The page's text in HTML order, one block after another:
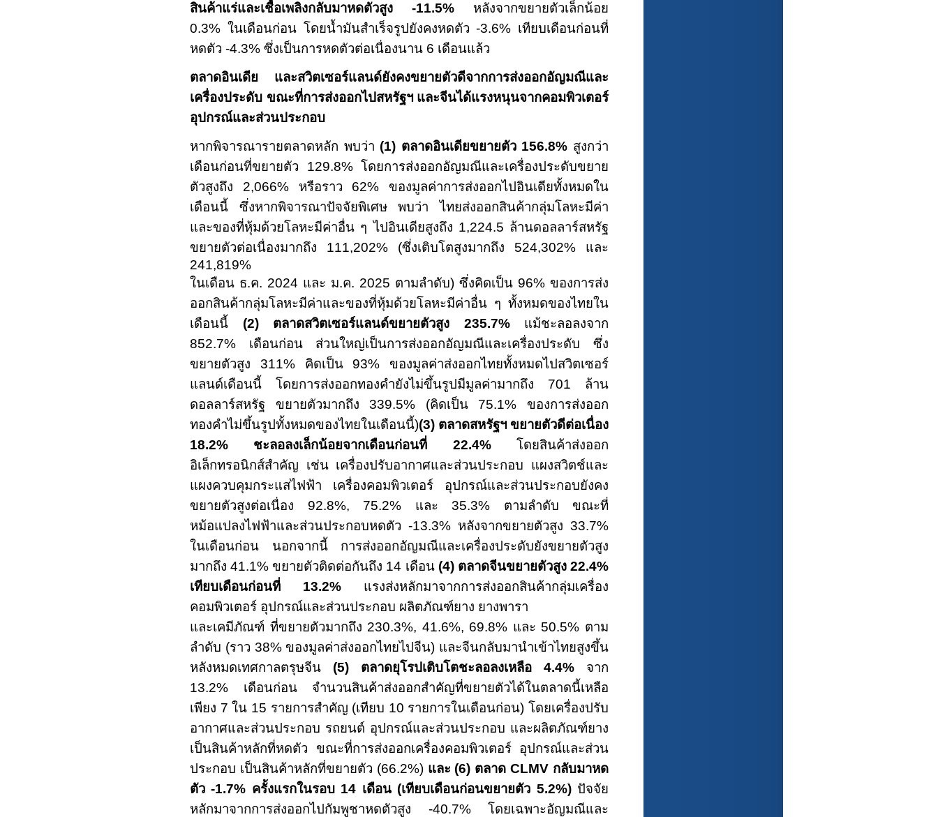
สินค้าแร่และเชื้อเพลิงกลับมาหดตัวสูง -11.5% หลังจากขยายตัวเล็กน้อย
0.3% ในเดือนก่อน โดยน้ำมันสำเร็จรูปยังคงหดตัว-3.6% เทียบเดือนก่อนที่
หดตัว -4.3% ซึ่งเป็นการหดตัวต่อเนื่องนาน 6 เดือนแล้ว
ตลาดอินเดีย และสวิตเซอร์แลนด์ยังคงขยายตัวดีจากการส่งออกอัญมณีและ
เครื่องประดับ ขณะที่การส่งออกไปสหรัฐฯ และจีนได้แรงหนุนจากคอมพิวเตอร์
อุปกรณ์และส่วนประกอบ
หากพิจารณารายตลาดหลัก พบว่า (1) ตลาดอินเดียขยายตัว 156.8% สูงกว่า
เดือนก่อนที่ขยายตัว 129.8% โดยการส่งออกอัญมณีและเครื่องประดับขยาย
ตัวสูงถึง 2,066% หรือราว 62% ของมูลค่าการส่งออกไปอินเดียทั้งหมดใน
เดือนนี้
ซึ่งหากพิจารณาปัจจัยพิเศษ พบว่า ไทยส่งออกสินค้ากลุ่มโลหะมีค่า
และของที่หุ้มด้วยโลหะมีค่าอื่น ๆ ไปอินเดียสูงถึง 1,224.5 ล้านดอลลาร์สหรัฐ
ขยายตัวต่อเนื่องมากถึง 111,202% (ซึ่งเติบโตสูงมากถึง 524,302% และ
241,819%
ในเดือน ธ.ค. 2024 และ ม.ค. 2025 ตามลำดับ) ซึ่งคิดเป็น 96% ของการส่ง
ออกสินค้ากลุ่มโลหะมีค่าและของที่หุ้มด้วยโลหะมีค่าอื่น ๆ ทั้งหมดของไทยใน
เดือนนี้ (2) ตลาดสวิตเซอร์แลนด์ขยายตัวสูง 235.7% แม้ชะลอลงจาก
852.7% เดือนก่อน ส่วนใหญ่เป็นการส่งออกอัญมณีและเครื่องประดับ ซึ่ง
ขยายตัวสูง 311% คิดเป็น 93% ของมูลค่าส่งออกไทยทั้งหมดไปสวิตเซอร์
แลนด์เดือนนี้ โดยการส่งออกทองคำยังไม่ขึ้นรูปมีมูลค่ามากถึง 701 ล้าน
ดอลลาร์สหรัฐ ขยายตัวมากถึง339.5% (คิดเป็น 75.1%ของการส่งออก
ทองคำไม่ขึ้นรูปทั้งหมดของไทยในเดือนนี้)(3) ตลาดสหรัฐฯ ขยายตัวดีต่อเนื่อง
18.2% ชะลอลงเล็กน้อยจากเดือนก่อนที่ 22.4%โดยสินค้าส่งออก
อิเล็กทรอนิกส์สำคัญ เช่น เครื่องปรับอากาศและส่วนประกอบ แผงสวิตช์และ
แผงควบคุมกระแสไฟฟ้า เครื่องคอมพิวเตอร์ อุปกรณ์และส่วนประกอบยังคง
ขยายตัวสูงต่อเนื่อง 92.8%, 75.2% และ 35.3% ตามลำดับ ขณะที่
หม้อแปลงไฟฟ้าและส่วนประกอบหดตัว -13.3% หลังจากขยายตัวสูง 33.7%
ในเดือนก่อน นอกจากนี้ การส่งออกอัญมณีและเครื่องประดับยังขยายตัวสูง
มากถึง41.1%ขยายตัวติดต่อกันถึง 14 เดือน(4) ตลาดจีนขยายตัวสูง22.4%
เทียบเดือนก่อนที่ 13.2% แรงส่งหลักมาจากการส่งออกสินค้ากลุ่มเครื่อง
คอมพิวเตอร์ อุปกรณ์และส่วนประกอบ ผลิตภัณฑ์ยาง ยางพารา
และเคมีภัณฑ์ ที่ขยายตัวมากถึง 230.3%, 41.6%, 69.8% และ 50.5% ตาม
ลำดับ (ราว 38%ของมูลค่าส่งออกไทยไปจีน) และจีนกลับมานำเข้าไทยสูงขึ้น
หลังหมดเทศกาลตรุษจีน
(5) ตลาดยุโรปเติบโตชะลอลงเหลือ 4.4% จาก
13.2% เดือนก่อน จำนวนสินค้าส่งออกสำคัญที่ขยายตัวได้ในตลาดนี้เหลือ
เพียง 7ใน 15 รายการสำคัญ (เทียบ 10 รายการในเดือนก่อน) โดยเครื่องปรับ
อากาศและส่วนประกอบ รถยนต์ อุปกรณ์และส่วนประกอบ และผลิตภัณฑ์ยาง
เป็นสินค้าหลักที่หดตัว ขณะที่การส่งออกเครื่องคอมพิวเตอร์ อุปกรณ์และส่วน
ประกอบ เป็นสินค้าหลักที่ขยายตัว (66.2%)และ (6) ตลาดCLMV กลับมาหด
ตัว-1.7% ครั้งแรกในรอบ 14 เดือน (เทียบเดือนก่อนขยายตัว 5.2%) ปัจจัย
หลักมาจากการส่งออกไปกัมพูชาหดตัวสูง -40.7% โดยเฉพาะอัญมณีและ